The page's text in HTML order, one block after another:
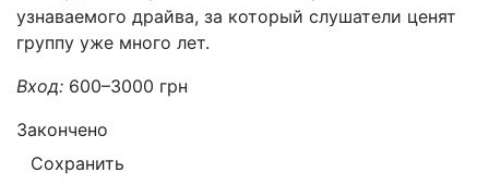
узнаваемого драйва, за который слушатели ценят
группу уже много лет.
Вход: 600–3000 грн
Закончено
Сохранить